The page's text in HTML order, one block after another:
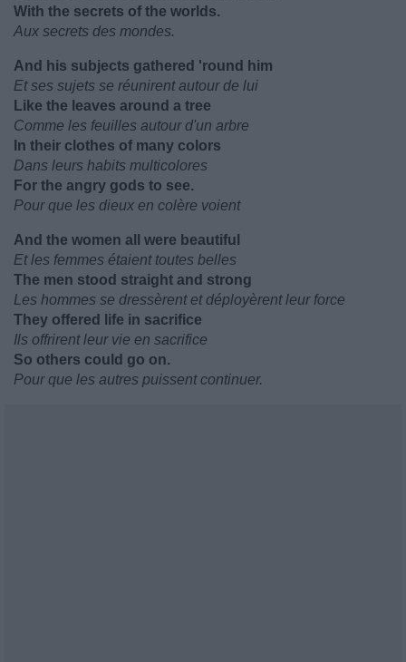
With the secrets of the worlds.
Aux secrets des mondes.
And his subjects gathered 'round him
Et ses sujets se réunirent autour de lui
Like the leaves around a tree
Comme les feuilles autour d'un arbre
In their clothes of many colors
Dans leurs habits multicolores
For the angry gods to see.
Pour que les dieux en colère voient
And the women all were beautiful
Et les femmes étaient toutes belles
The men stood straight and strong
Les hommes se dressèrent et déployèrent leur force
They offered life in sacrifice
Ils offrirent leur vie en sacrifice
So others could go on.
Pour que les autres puissent continuer.